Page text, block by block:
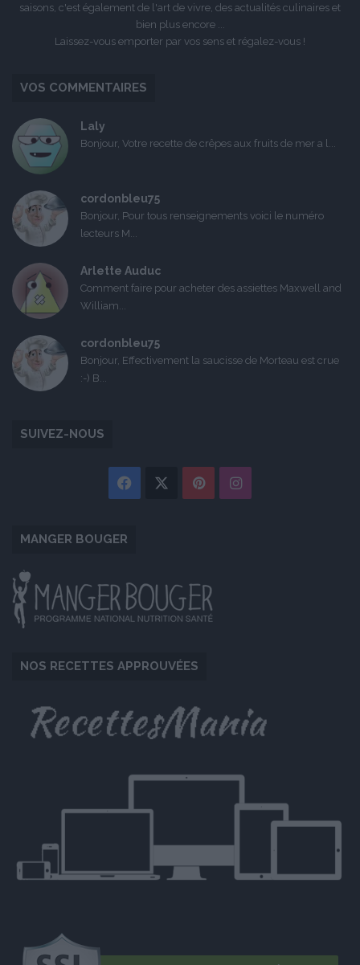
saisons, c'est également de l'art de vivre, des actualités culinaires et
bien plus encore ...
Laissez-vous emporter par vos sens et régalez-vous !
VOS COMMENTAIRES
Laly
Bonjour, Votre recette de crêpes aux fruits de mer a l...
cordonbleu75
Bonjour, Pour tous renseignements voici le numéro
lecteurs M...
Arlette Auduc
Comment faire pour acheter des assiettes Maxwell and
William...
cordonbleu75
Bonjour, Effectivement la saucisse de Morteau est crue
:-) B...
SUIVEZ-NOUS
Facebook PinterestInstagram
MANGER BOUGER
NOS RECETTES APPROUVÉES